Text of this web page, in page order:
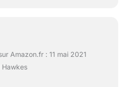
Amazon.fr : 11 mai 2021
Hawkes